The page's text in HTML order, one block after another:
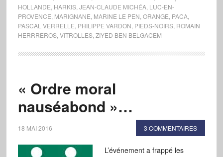
HOLLANDE HARKIS, JEAN-CLAUDE MICHÉA, LUC-EN-
PROVENCE MARIGNANE MARINE LE PEN ORANGE PACA,
PASCAL VERRELLE PHILIPPE VARDON PIEDS-NOIRS, ROMAIN
HERRREROS, VITROLLES, ZIYED BEN BELGACEM
« Ordre moral
nauséabond »…
18 MAI 2016 3 COMMENTAIRES
L’événement a frappé les